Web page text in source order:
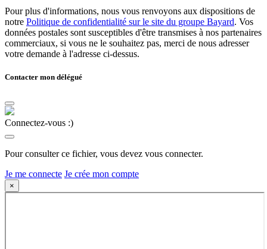
Pour plus d'informations, nous vous renvoyons aux dispositions de
notre Politique de confidentialité sur le site du groupe Bayard. Vos
données postales sont susceptibles d'être transmises à nos partenaires
commerciaux, si vous ne le souhaitez pas, merci de nous adresser
votre demande à l'adresse ci-dessus.
Contacter mon délégué
Connectez-vous :)
Pour consulter ce fichier, vous devez vous connecter.
Je me connecte Je crée mon compte
×